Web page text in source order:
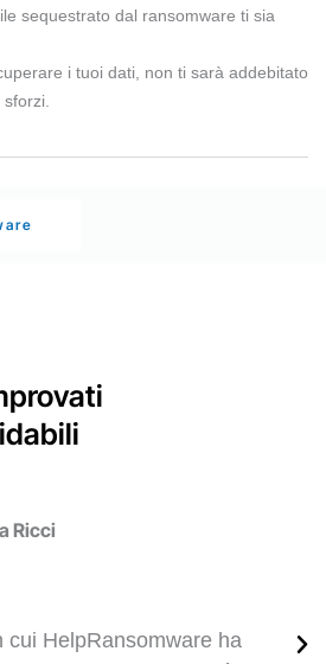
sequestrato dal ransomware ti sia
i tuoi dati, non ti sarà addebitato
cui HelpRansomware ha
Ricci